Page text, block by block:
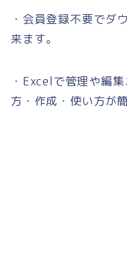
・会員登録不要でダ
来ます。
・Excelで管理や編
方・作成・使い方が